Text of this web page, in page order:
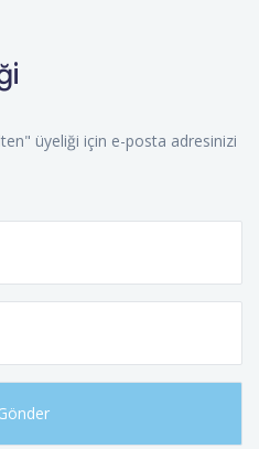
üyeliği için e-posta adresinizi